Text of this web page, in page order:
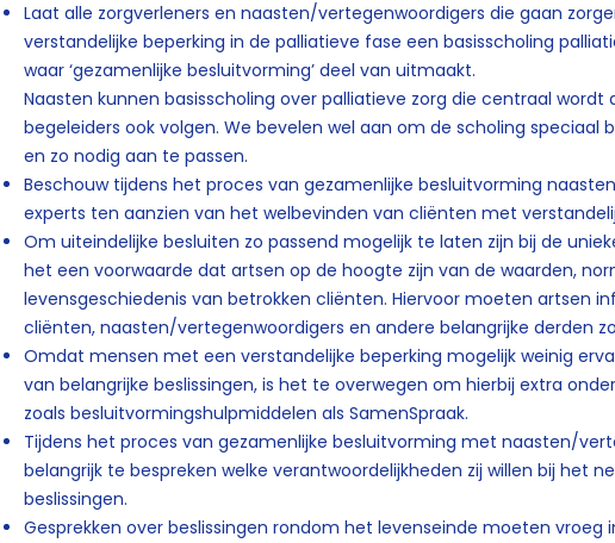
Laat alle zorgverleners en naasten/vertegenwoordigers die gaan
verstandelijke beperking in de palliatieve fase een basisscholing
waar ‘gezamenlijke besluitvorming’ deel van uitmaakt.
Naasten kunnen basisscholing over palliatieve zorg die centraal wordt
begeleiders ook volgen. We bevelen wel aan om de scholing speciaal
en zo nodig aan te passen.
Beschouw tijdens het proces van gezamenlijke besluitvorming
experts ten aanzien van het welbevinden van cliënten met
Om uiteindelijke besluiten zo passend mogelijk te laten zijn bij de
het een voorwaarde dat artsen op de hoogte zijn van de waarden,
levensgeschiedenis van betrokken cliënten. Hiervoor moeten artsen
cliënten, naasten/vertegenwoordigers en andere belangrijke derden
Omdat mensen met een verstandelijke beperking mogelijk weinig
van belangrijke beslissingen, is het te overwegen om hierbij extra
zoals besluitvormingshulpmiddelen als SamenSpraak.
Tijdens het proces van gezamenlijke besluitvorming met naasten/
belangrijk te bespreken welke verantwoordelijkheden zij willen bij het
beslissingen.
Gesprekken over beslissingen rondom het levenseinde moeten vroeg